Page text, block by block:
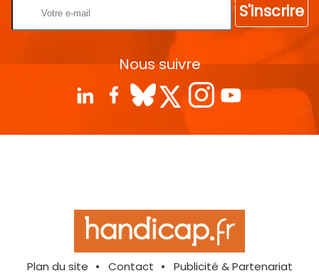
S'inscrire
Nous suivre
Plan du site Contact
Publicité & Partenariat